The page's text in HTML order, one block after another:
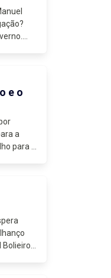
e o
a
para a
Bolieiro